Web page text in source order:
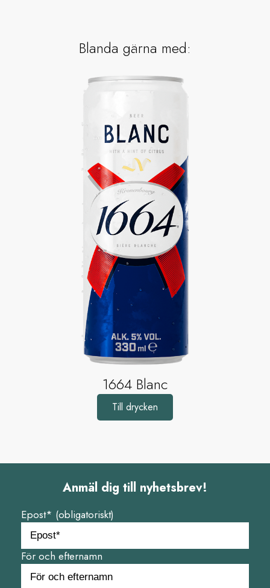
Blanda gärna med:
1664 Blanc
Till drycken
Anmäl dig till nyhetsbrev!
Epost* (obligatoriskt)
För och efternamn